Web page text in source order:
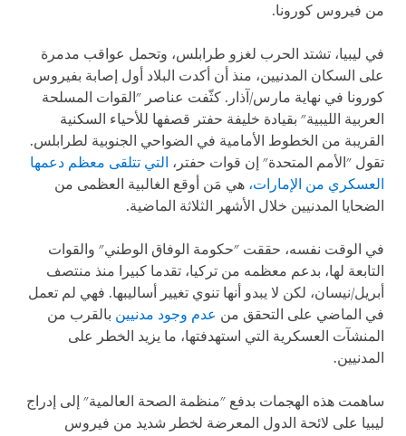
من فيروس كورونا.
في ليبيا، تشتد الحرب لغزو طرابلس، وتحمل عواقب مدمرة
على السكان المدنيين، منذ أن أكدت البلاد أول إصابة بفيروس
كورونا في نهاية مارس/آذار. كثّفت عناصر "القوات المسلحة
العربية الليبية" بقيادة خليفة حفتر قصفها للأحياء السكنية
القريبة من الخطوط الأمامية في الضواحي الجنوبية لطرابلس.
تقول "الأمم المتحدة" إن قوات حفتر، التي تتلقى معظم دعمها
العسكري من الإمارات، هي مَن أوقع الغالبية العظمى من
الضحايا المدنيين خلال الأشهر الثلاثة الماضية.
في الوقت نفسه، حققت "حكومة الوفاق الوطني" والقوات
التابعة لها، بدعم معظمه من تركيا، تقدما كبيرا منذ منتصف
أبريل/نيسان، لكن لا يبدو أنها تنوي تغيير أساليبها. فهي لم تعمل
في الماضي على التحقق من عدم وجود مدنيين بالقرب من
المنشآت العسكرية التي استهدفتها، ما يزيد الخطر على
المدنيين.
ساهمت هذه الهجمات بدفع "منظمة الصحة العالمية" إلى إدراج
ليبيا على لائحة الدول المعرضة لخطر شديد من فيروس